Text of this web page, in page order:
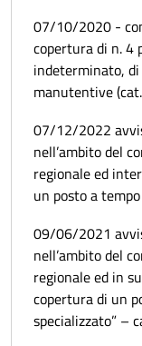
07/10/2020 -
copertura di n. 4
indeterminato,
manutentive
07/12/2022
nell’ambito del
regionale ed
un posto a
09/06/2021
nell’ambito del
regionale ed in
copertura di un
specializzato” –